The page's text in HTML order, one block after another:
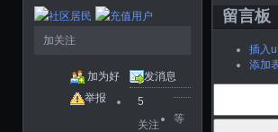
加关注
加为好
友
发消息
举报
5
关注
等
留言板
插入
添加